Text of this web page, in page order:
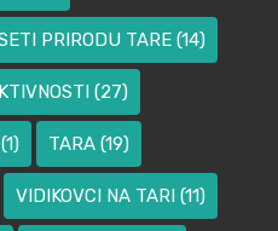
PRIRODU TARE (14)
(27)
(1) TARA (19)
VIDIKOVCI NA TARI (11)